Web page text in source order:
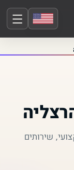
שירותים